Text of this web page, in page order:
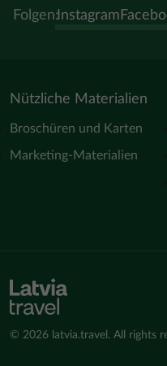
Folgen:Instagram
Nützliche Materialien
Broschüren und Karten
Marketing-Materialien
© 2026 latvia.travel. All rights